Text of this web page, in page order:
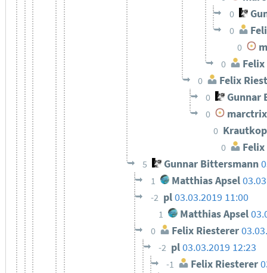
0
0
0
0
0 Felix
0 Gunnar
0 marctrix
0
0
5 Gunnar Bittersmann
1 Matthias Apsel
-2 pl03.03.2019 11:00
1 Matthias Apsel
0 Felix Riesterer
-2 pl03.03.2019 12:23
-1 Felix Riesterer